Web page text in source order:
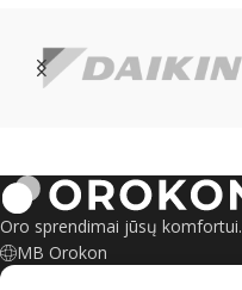
Oro sprendimai jūsų komfortui.
MB Orokon